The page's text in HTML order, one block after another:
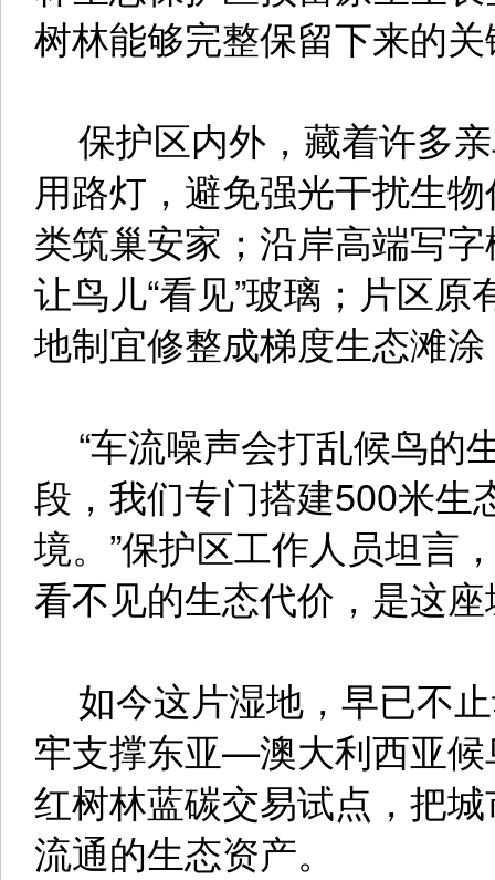
树林能够完整保留下来的关
保护区内外，藏着许多
用路灯，避免强光干扰生
类筑巢安家；沿岸高端写
让鸟儿“看见”玻璃；片区
地制宜修整成梯度生态滩
“车流噪声会打乱候鸟的
段，我们专门搭建500米生
境。”保护区工作人员坦言
看不见的生态代价，是这
如今这片湿地，早已不
牢支撑东亚—澳大利西亚
红树林蓝碳交易试点，把
流通的生态资产。